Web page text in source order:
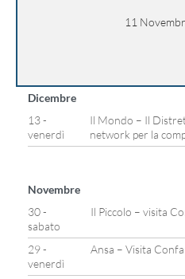
11
Dicembre
13 -
venerdì
Il Mondo – Il
network per la
Novembre
30 -
sabato
Il Piccolo – visita
29 -
venerdì
Ansa – Visita